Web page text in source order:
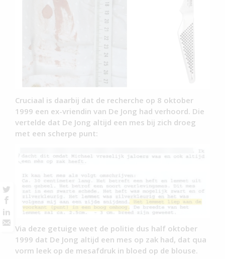
Cruciaal is daarbij dat de recherche op 8 oktober
1999 een ex-vriendin van De Jong had verhoord. Die
vertelde dat De Jong altijd een mes bij zich droeg
met een scherpe punt:
Via deze getuige weet de politie dus half oktober
1999 dat De Jong altijd een mes op zak had, dat qua
vorm leek op de mesafdruk in bloed op de blouse.